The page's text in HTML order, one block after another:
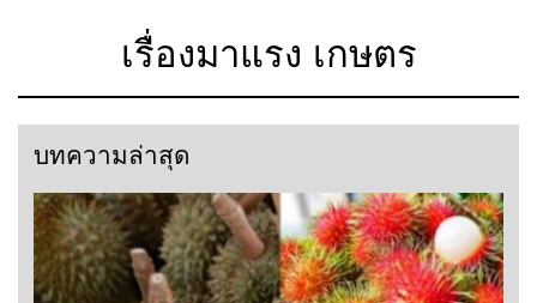
เรื่องมาแรง เกษตร
บทความล่าสุด